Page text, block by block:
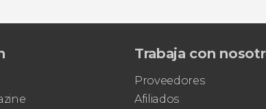
Trabaja con
Proveedores
Afiliados